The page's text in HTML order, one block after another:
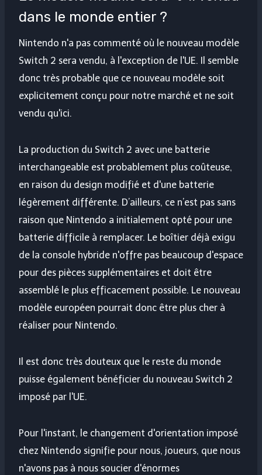
dans le monde entier ?
Nintendo n'a pas commenté où le nouveau modèle
Switch 2 sera vendu, à l'exception de l'UE. Il semble
donc très probable que ce nouveau modèle soit
explicitement conçu pour notre marché et ne soit
vendu qu'ici.
La production du Switch 2 avec une batterie
interchangeable est probablement plus coûteuse,
en raison du design modifié et d'une batterie
légèrement différente. D’ailleurs, ce n’est pas sans
raison que Nintendo a initialement opté pour une
batterie difficile à remplacer. Le boîtier déjà exigu
de la console hybride n'offre pas beaucoup d'espace
pour des pièces supplémentaires et doit être
assemblé le plus efficacement possible. Le nouveau
modèle européen pourrait donc être plus cher à
réaliser pour Nintendo.
Il est donc très douteux que le reste du monde
puisse également bénéficier du nouveau Switch 2
imposé par l'UE.
Pour l'instant, le changement d'orientation imposé
chez Nintendo signifie pour nous, joueurs, que nous
n'avons pas à nous soucier d'énormes